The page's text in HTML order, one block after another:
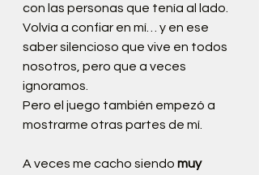
con las personas que tenía al lado.
Volvía a confiar en mí… y en ese
saber silencioso que vive en todos
nosotros, pero que a veces
ignoramos.
Pero el juego también empezó a
mostrarme otras partes de mí.
A veces me cacho siendo muy